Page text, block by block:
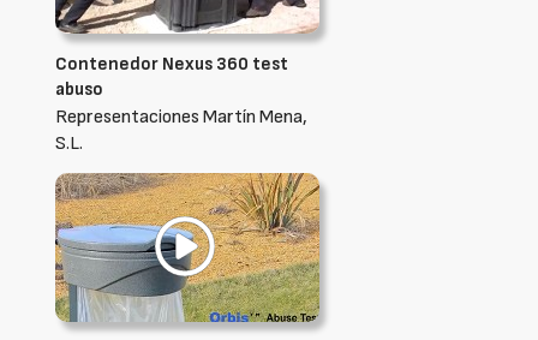
Contenedor Nexus 360 test
abuso
Representaciones Martín Mena,
S.L.